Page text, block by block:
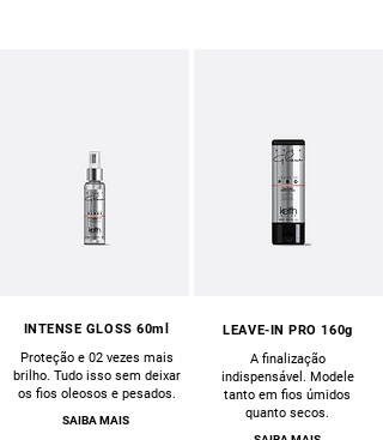
INTENSE GLOSS 60ml
Proteção e 02 vezes mais
brilho. Tudo isso sem deixar
os fios oleosos e pesados.
SAIBA MAIS
LEAVE-IN PRO 160g
A finalização
indispensável. Modele
tanto em fios úmidos
quanto secos.